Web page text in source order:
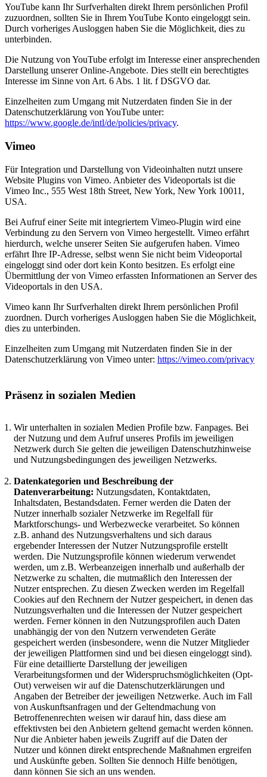
YouTube kann Ihr Surfverhalten direkt Ihrem persönlichen Profil
zuzuordnen, sollten Sie in Ihrem YouTube Konto eingeloggt sein.
Durch vorheriges Ausloggen haben Sie die Möglichkeit, dies zu
unterbinden.
Die Nutzung von YouTube erfolgt im Interesse einer ansprechenden
Darstellung unserer Online-Angebote. Dies stellt ein berechtigtes
Interesse im Sinne von Art. 6 Abs. 1 lit. f DSGVO dar.
Einzelheiten zum Umgang mit Nutzerdaten finden Sie in der
Datenschutzerklärung von YouTube unter:
https://www.google.de/intl/de/policies/privacy.
Vimeo
Für Integration und Darstellung von Videoinhalten nutzt unsere
Website Plugins von Vimeo. Anbieter des Videoportals ist die
Vimeo Inc., 555 West 18th Street, New York, New York 10011,
USA.
Bei Aufruf einer Seite mit integriertem Vimeo-Plugin wird eine
Verbindung zu den Servern von Vimeo hergestellt. Vimeo erfährt
hierdurch, welche unserer Seiten Sie aufgerufen haben. Vimeo
erfährt Ihre IP-Adresse, selbst wenn Sie nicht beim Videoportal
eingeloggt sind oder dort kein Konto besitzen. Es erfolgt eine
Übermittlung der von Vimeo erfassten Informationen an Server des
Videoportals in den USA.
Vimeo kann Ihr Surfverhalten direkt Ihrem persönlichen Profil
zuordnen. Durch vorheriges Ausloggen haben Sie die Möglichkeit,
dies zu unterbinden.
Einzelheiten zum Umgang mit Nutzerdaten finden Sie in der
Datenschutzerklärung von Vimeo unter: https://vimeo.com/privacy
Präsenz in sozialen Medien
Wir unterhalten in sozialen Medien Profile bzw. Fanpages. Bei
der Nutzung und dem Aufruf unseres Profils im jeweiligen
Netzwerk durch Sie gelten die jeweiligen Datenschutzhinweise
und Nutzungsbedingungen des jeweiligen Netzwerks.
Datenkategorien und Beschreibung der
Datenverarbeitung: Nutzungsdaten, Kontaktdaten,
Inhaltsdaten, Bestandsdaten. Ferner werden die Daten der
Nutzer innerhalb sozialer Netzwerke im Regelfall für
Marktforschungs- und Werbezwecke verarbeitet. So können
z.B. anhand des Nutzungsverhaltens und sich daraus
ergebender Interessen der Nutzer Nutzungsprofile erstellt
werden. Die Nutzungsprofile können wiederum verwendet
werden, um z.B. Werbeanzeigen innerhalb und außerhalb der
Netzwerke zu schalten, die mutmaßlich den Interessen der
Nutzer entsprechen. Zu diesen Zwecken werden im Regelfall
Cookies auf den Rechnern der Nutzer gespeichert, in denen das
Nutzungsverhalten und die Interessen der Nutzer gespeichert
werden. Ferner können in den Nutzungsprofilen auch Daten
unabhängig der von den Nutzern verwendeten Geräte
gespeichert werden (insbesondere, wenn die Nutzer Mitglieder
der jeweiligen Plattformen sind und bei diesen eingeloggt sind).
Für eine detaillierte Darstellung der jeweiligen
Verarbeitungsformen und der Widerspruchsmöglichkeiten (Opt-
Out) verweisen wir auf die Datenschutzerklärungen und
Angaben der Betreiber der jeweiligen Netzwerke. Auch im Fall
von Auskunftsanfragen und der Geltendmachung von
Betroffenenrechten weisen wir darauf hin, dass diese am
effektivsten bei den Anbietern geltend gemacht werden können.
Nur die Anbieter haben jeweils Zugriff auf die Daten der
Nutzer und können direkt entsprechende Maßnahmen ergreifen
und Auskünfte geben. Sollten Sie dennoch Hilfe benötigen,
dann können Sie sich an uns wenden.